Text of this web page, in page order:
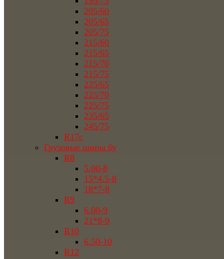
205/60
205/65
205/75
215/60
215/65
215/70
215/75
225/65
225/70
225/75
235/65
245/75
R17c
Грузовые шины бу
R8
5.00-8
15*4.5-8
18*7-8
R9
6.00-9
21*8-9
R10
6.50-10
R12